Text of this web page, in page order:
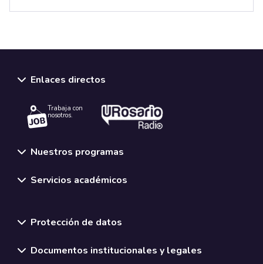
Enlaces directos
Trabaja con
nosotros.
Nuestros programas
Servicios académicos
Protección de datos
Documentos institucionales y legales